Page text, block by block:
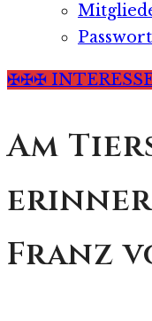
✠✠✠
Am
Franz